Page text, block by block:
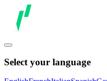
Select your language